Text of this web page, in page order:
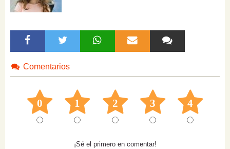
Comentarios
0 1 2 3 4
¡Sé el primero en comentar!